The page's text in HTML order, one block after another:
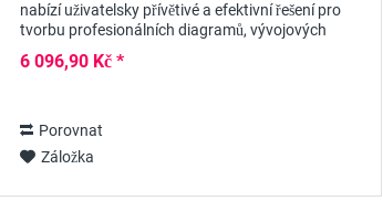
nabízí uživatelsky přívětivé a efektivní řešení pro
tvorbu profesionálních diagramů, vývojových
6 096,90 Kč *
Porovnat
Záložka